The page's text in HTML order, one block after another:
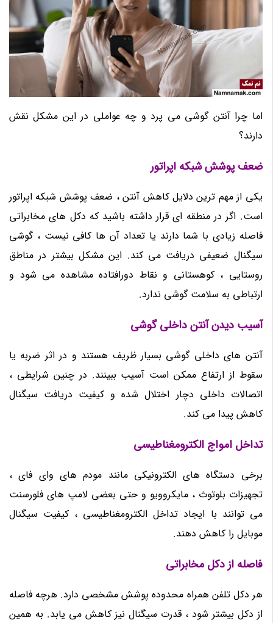
اما چرا آنتن گوشی می پرد و چه عواملی در این مشکل نقش
دارند؟
ضعف پوشش شبکه اپراتور
یکی از مهم ترین دلایل کاهش آنتن ، ضعف پوشش شبکه اپراتور
است. اگر در منطقه ای قرار داشته باشید که دکل های مخابراتی
فاصله زیادی با شما دارند یا تعداد آن ها کافی نیست ، گوشی
سیگنال ضعیفی دریافت می کند. این مشکل بیشتر در مناطق
روستایی ، کوهستانی و نقاط دورافتاده مشاهده می شود و
ارتباطی به سلامت گوشی ندارد.
آسیب دیدن آنتن داخلی گوشی
آنتن های داخلی گوشی بسیار ظریف هستند و در اثر ضربه یا
سقوط از ارتفاع ممکن است آسیب ببینند. در چنین شرایطی ،
اتصالات داخلی دچار اختلال شده و کیفیت دریافت سیگنال
کاهش پیدا می کند.
تداخل امواج الکترومغناطیسی
برخی دستگاه های الکترونیکی مانند مودم های وای فای ،
تجهیزات بلوتوث ، مایکروویو و حتی بعضی لامپ های فلورسنت
می توانند با ایجاد تداخل الکترومغناطیسی ، کیفیت سیگنال
موبایل را کاهش دهند.
فاصله از دکل مخابراتی
هر دکل تلفن همراه محدوده پوشش مشخصی دارد. هرچه فاصله
از دکل بیشتر شود ، قدرت سیگنال نیز کاهش می یابد. به همین